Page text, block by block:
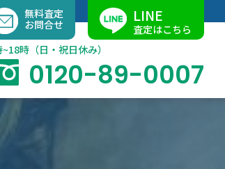
無料査定
お問合せ
LINE
査定はこちら
時（日・祝日休み）
0120-89-0007